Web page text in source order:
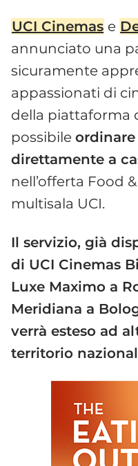
UCI Cinemas e
annunciato una
sicuramente
appassionati di
della piattaforma
possibile ordinare
direttamente a
nell’offerta Food
multisala UCI.
Il servizio, già
di UCI Cinemas
Luxe Maximo a
Meridiana a
verrà esteso ad
territorio